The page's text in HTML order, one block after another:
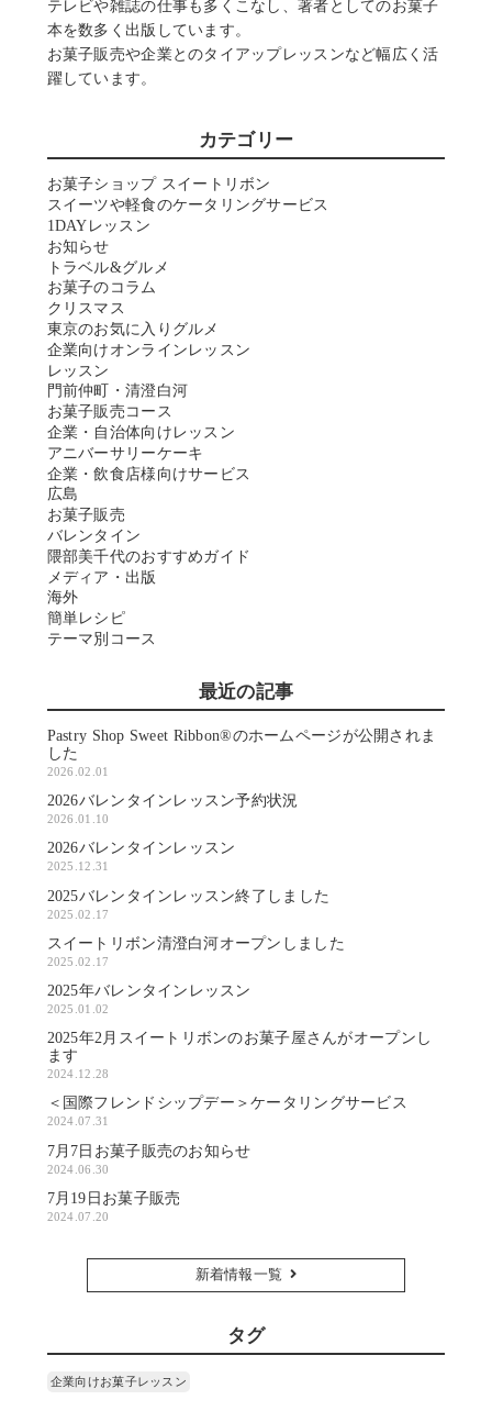
テレビや雑誌の仕事も多くこなし、著者としてのお菓子
本を数多く出版しています。
お菓子販売や企業とのタイアップレッスンなど幅広く活
躍しています。
カテゴリー
お菓子ショップ スイートリボン
スイーツや軽食のケータリングサービス
1DAYレッスン
お知らせ
トラベル&グルメ
お菓子のコラム
クリスマス
東京のお気に入りグルメ
企業向けオンラインレッスン
レッスン
門前仲町・清澄白河
お菓子販売コース
企業・自治体向けレッスン
アニバーサリーケーキ
企業・飲食店様向けサービス
広島
お菓子販売
バレンタイン
隈部美千代のおすすめガイド
メディア・出版
海外
簡単レシピ
テーマ別コース
最近の記事
Pastry Shop Sweet Ribbon®のホームページが公開されま
した
2026.02.01
2026バレンタインレッスン予約状況
2026.01.10
2026バレンタインレッスン
2025.12.31
2025バレンタインレッスン終了しました
2025.02.17
スイートリボン清澄白河オープンしました
2025.02.17
2025年バレンタインレッスン
2025.01.02
2025年2月スイートリボンのお菓子屋さんがオープンし
ます
2024.12.28
＜国際フレンドシップデー＞ケータリングサービス
2024.07.31
7月7日お菓子販売のお知らせ
2024.06.30
7月19日お菓子販売
2024.07.20
新着情報一覧
タグ
企業向けお菓子レッスン